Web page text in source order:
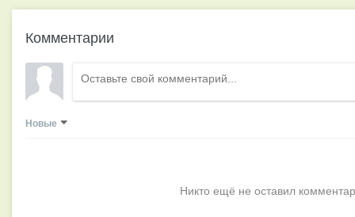
Комментарии
Новые
Никто ещё не оставил